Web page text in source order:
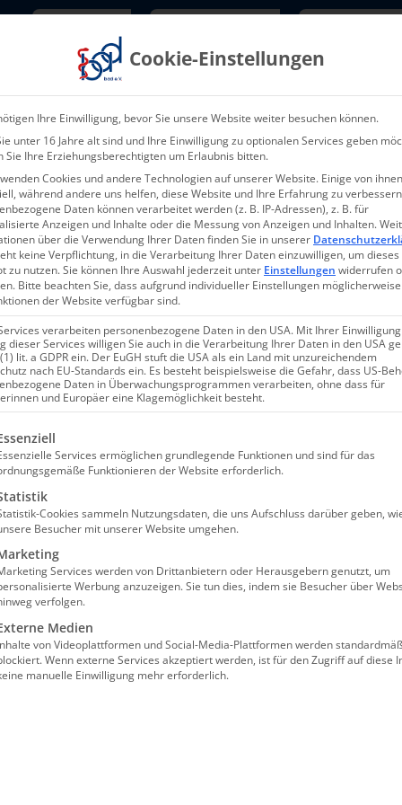
Über uns Aktuelles & Presse
2021
der Erstattungen des
stationäre
zum EpiLage-Fortgeltungsgesetz
Pandemielage über den 31. März 2021
der Regelungen des Pflegerettungsschirms,
um die pandemiebedingten
geleistet, so dass es nicht
die existenzgefährdend werden“, erklärt
angepasst und vor allem
Mindereinnahmen nur noch
Regelungen zur Eindämmung der
Erklärung erforderlich.
Cookie-Einstellungen
Ihre Einwilligung, bevor Sie unsere Website weiter besuchen können.
unter 16 Jahre alt sind und Ihre Einwilligung zu optionalen Services geben
Sie Ihre Erziehungsberechtigten um Erlaubnis bitten.
Cookies und andere Technologien auf unserer Website. Einige von
während andere uns helfen, diese Website und Ihre Erfahrung zu
Daten können verarbeitet werden (z. B. IP-Adressen), z. B. für
Anzeigen und Inhalte oder die Messung von Anzeigen und Inhalten.
über die Verwendung Ihrer Daten finden Sie in unserer
keine Verpflichtung, in die Verarbeitung Ihrer Daten einzuwilligen, um dieses
zu nutzen.Sie können Ihre Auswahl jederzeit unter Einstellungen widerrufen
Bitte beachten Sie, dass aufgrund individueller Einstellungen
der Website verfügbar sind.
verarbeiten personenbezogene Daten in den USA. Mit Ihrer
dieser Services willigen Sie auch in die Verarbeitung Ihrer Daten in den USA
lit. a GDPR ein. Der EuGH stuft die USA als ein Land mit unzureichendem
nach EU-Standards ein. Es besteht beispielsweise die Gefahr, dass US-
Daten in Überwachungsprogrammen verarbeiten, ohne dass für
und Europäer eine Klagemöglichkeit besteht.
eine Liste der Service-Gruppen, für die eine
Services ermöglichen grundlegende Funktionen und sind für das
Funktionieren der Website erforderlich.
Cookies sammeln Nutzungsdaten, die uns Aufschluss darüber geben,
Besucher mit unserer Website umgehen.
Services werden von Drittanbietern oder Herausgebern genutzt, um
Werbung anzuzeigen. Sie tun dies, indem sie Besucher über
verfolgen.
Medien
von Videoplattformen und Social-Media-Plattformen werden
Wenn externe Services akzeptiert werden, ist für den Zugriff auf diese
manuelle Einwilligung mehr erforderlich.